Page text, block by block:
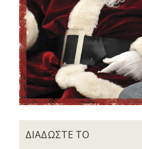
ΔΙΑΔΩΣΤΕ ΤΟ